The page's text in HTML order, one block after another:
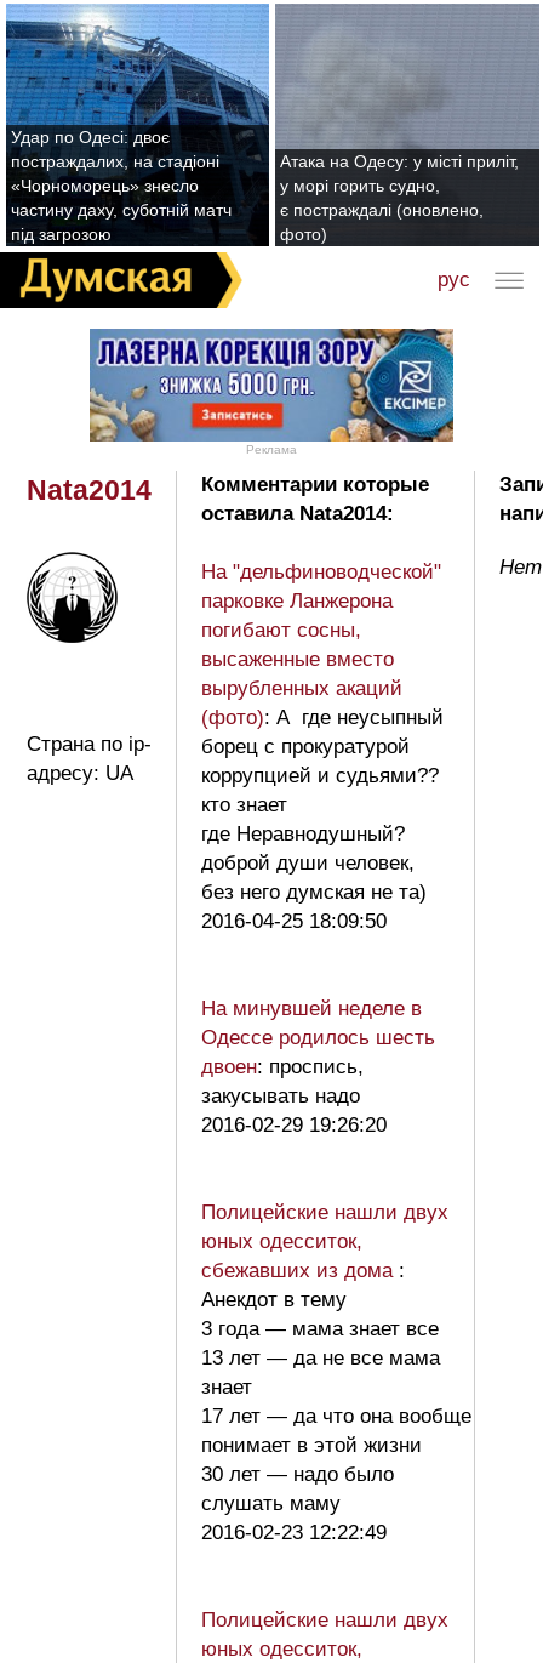
Удар по Одесі: двоє
постраждалих, на стадіоні
«Чорноморець» знесло
частину даху, суботній матч
під загрозою
Атака на Одесу: у місті приліт,
у морі горить судно,
є постраждалі (оновлено,
фото)
рус
Реклама
Nata2014
Страна по ip-
адресу: UA
Комментарии которые
оставила Nata2014:
На "дельфиноводческой"
парковке Ланжерона
погибают сосны,
высаженные вместо
вырубленных акаций
(фото): А где неусыпный
борец с прокуратурой
коррупцией и судьями??
кто знает
где Неравнодушный?
доброй души человек,
без него думская не та)
2016-04-25 18:09:50
На минувшей неделе в
Одессе родилось шесть
двоен: проспись,
закусывать надо
2016-02-29 19:26:20
Полицейские нашли двух
юных одесситок,
сбежавших из дома :
Анекдот в тему
3 года — мама знает все
13 лет — да не все мама
знает
17 лет — да что она вообще
понимает в этой жизни
30 лет — надо было
слушать маму
2016-02-23 12:22:49
Полицейские нашли двух
юных одесситок,
Нет